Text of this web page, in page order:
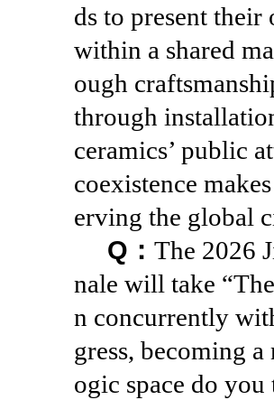
ds to present
within a shared
ough
through
ceramics’ public
coexistence
erving the global
Q：The 2026
nale will take
n concurrently
gress, becoming
ogic space do